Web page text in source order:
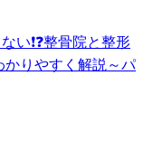
い❗❓整骨院と整形
かりやすく解説～パ